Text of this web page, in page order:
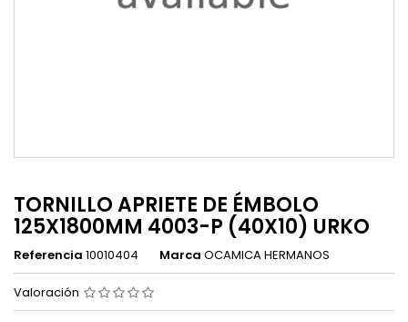
TORNILLO APRIETE DE ÉMBOLO
125X1800MM 4003-P (40X10) URKO
Referencia 10010404 Marca OCAMICA HERMANOS
Valoración